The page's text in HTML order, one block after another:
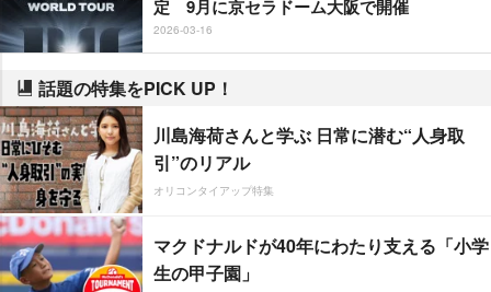
定 9月に京セラドーム大阪で開催
2026-03-16
話題の特集をPICK UP！
川島海荷さんと学ぶ 日常に潜む“人身取
引”のリアル
オリコンタイアップ特集
マクドナルドが40年にわたり支える「小学
生の甲子園」